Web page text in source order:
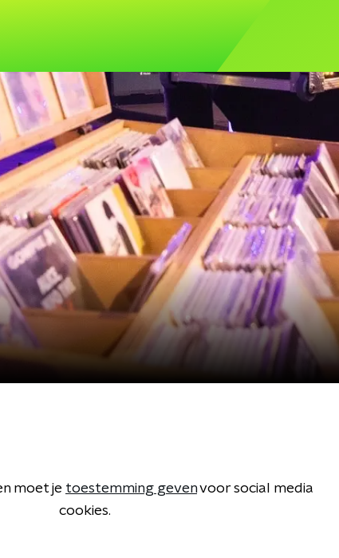
moet je toestemming gevenvoor social media
cookies.